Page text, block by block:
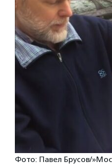
Фото: Павел Брусов/